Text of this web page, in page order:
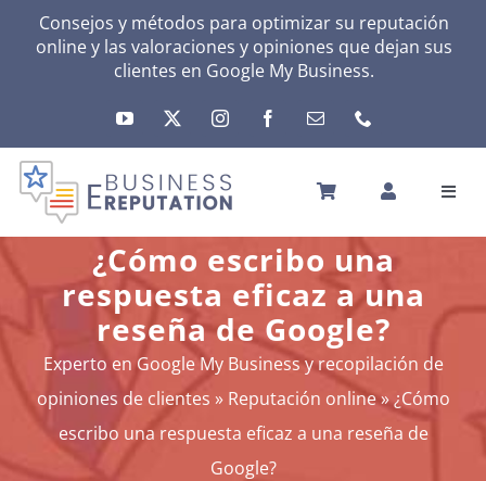
Consejos y métodos para optimizar su reputación
online y las valoraciones y opiniones que dejan sus
clientes en Google My Business.
INICIO
REPUTACIÓN
TU ACTIVIDAD
HERRAMIENTAS
NOTICIAS
SOBRE NOSOTROS
¿Cómo escribo una
respuesta eficaz a una
reseña de Google?
Experto en Google My Business y recopilación de
opiniones de clientes » Reputación online»¿Cómo
escribo una respuesta eficaz a una reseña de
Google?